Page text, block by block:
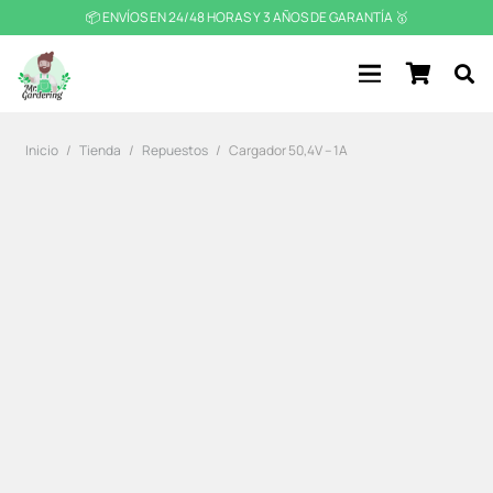
📦 ENVÍOS EN 24/48 HORAS Y 3 AÑOS DE GARANTÍA 🥇
Inicio / Tienda / Repuestos / Cargador 50,4V – 1A